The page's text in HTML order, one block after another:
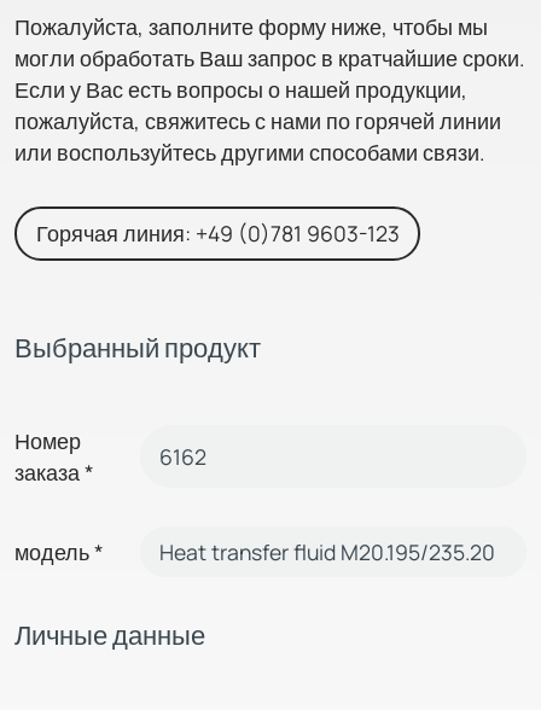
Пожалуйста, заполните форму ниже, чтобы мы
могли обработать Ваш запрос в кратчайшие сроки.
Если у Вас есть вопросы о нашей продукции,
пожалуйста, свяжитесь с нами по горячей линии
или воспользуйтесь другими способами связи.
Горячая линия: +49 (0)781 9603-123
Выбранный продукт
Номер
заказа *
модель*
Личные данные